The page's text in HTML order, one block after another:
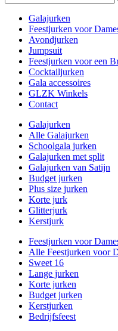
Galajurken
Feestjurken voor
Avondjurken
Jumpsuit
Feestjurken voor een
Cocktailjurken
Gala accessoires
GLZK Winkels
Contact
Galajurken
Alle Galajurken
Schoolgala jurken
Galajurken met split
Galajurken van Satijn
Budget jurken
Plus size jurken
Korte jurk
Glitterjurk
Kerstjurk
Feestjurken voor
Alle Feestjurken voor
Sweet 16
Lange jurken
Korte jurken
Budget jurken
Kerstjurken
Bedrijfsfeest